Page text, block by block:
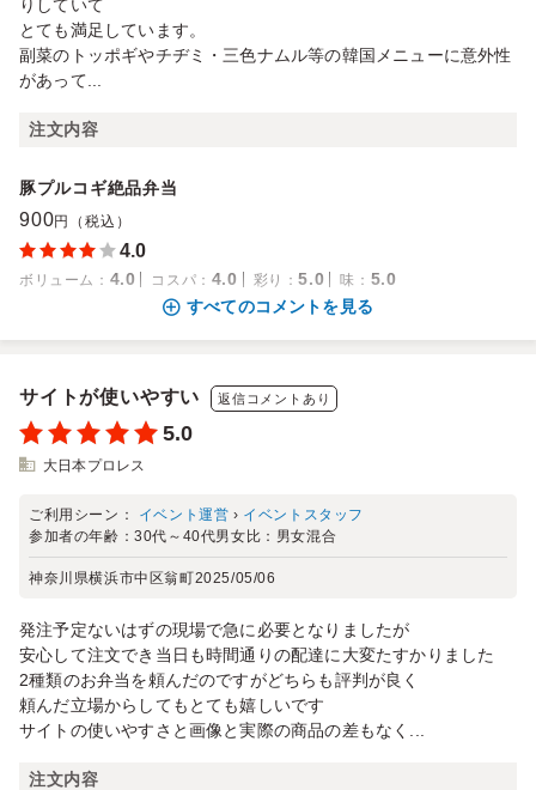
りしていて
とても満足しています。
副菜のトッポギやチヂミ・三色ナムル等の韓国メニューに意外性
があって...
注文内容
豚プルコギ絶品弁当
900円（税込）
4.0
ボリューム ： 4.0 コスパ ： 4.0 彩り ：5.0 味 ： 5.0
すべてのコメントを見る
サイトが使いやすい 返信コメントあり
5.0
大日本プロレス
ご利用シーン： イベント運営 › イベントスタッフ
参加者の年齢：30代～40代男女比： 男女混合
神奈川県横浜市中区翁町2025/05/06
発注予定ないはずの現場で急に必要となりましたが
安心して注文でき当日も時間通りの配達に大変たすかりました
2種類のお弁当を頼んだのですがどちらも評判が良く
頼んだ立場からしてもとても嬉しいです
サイトの使いやすさと画像と実際の商品の差もなく...
注文内容